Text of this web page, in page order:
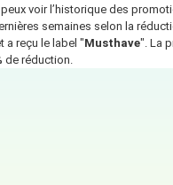
voir l’historique des
semaines selon la
a reçu le label "Musthave". La
de réduction.